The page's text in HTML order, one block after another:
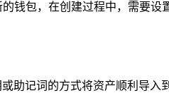
钱包，在创建过程中，需要
助记词的方式将资产顺利导入